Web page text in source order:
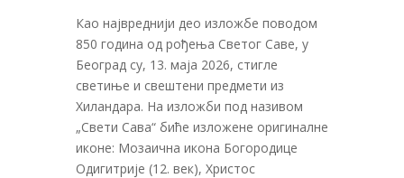
Као највреднији део изложбе поводом
850 година од рођења Светог Саве, у
Београд су, 13. маја 2026, стигле
светиње и свештени предмети из
Хиландара. На изложби под називом
„Свети Сава“ биће изложене оригиналне
иконе: Мозаична икона Богородице
Одигитрије (12. век), Христос